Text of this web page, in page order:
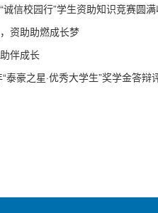
诚信校园行”学生资助知识竞赛圆
资助助燃成长梦
伴成长
泰豪之星·优秀大学生”奖学金答辩